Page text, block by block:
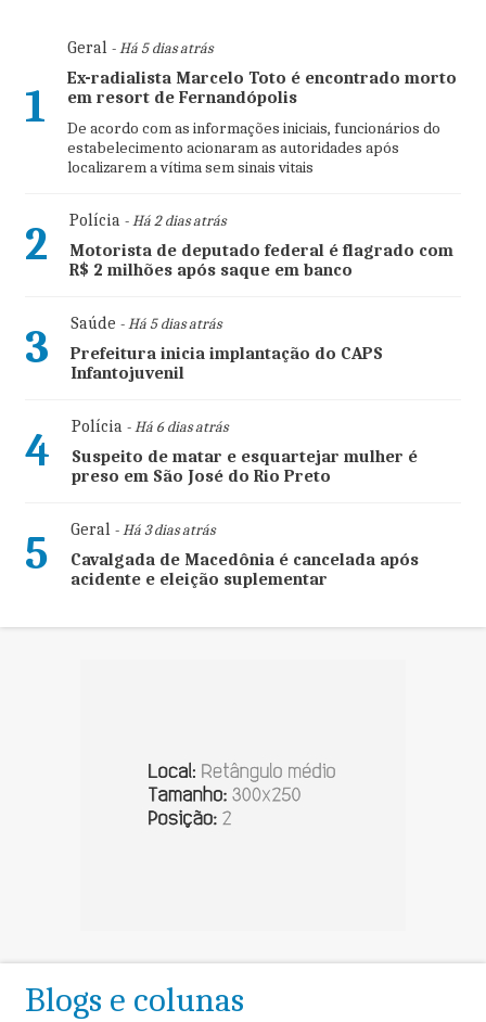
1
Geral- Há 5 dias atrás
Ex-radialista Marcelo Toto é encontrado morto
em resort de Fernandópolis
De acordo com as informações iniciais, funcionários do
estabelecimento acionaram as autoridades após
localizarem a vítima sem sinais vitais
2 Polícia- Há 2 dias atrás
Motorista de deputado federal é flagrado com
R$ 2 milhões após saque em banco
3 Saúde - Há 5 dias atrás
Prefeitura inicia implantação do CAPS
Infantojuvenil
4 Polícia- Há 6 dias atrás
Suspeito de matar e esquartejar mulher é
preso em São José do Rio Preto
5 Geral- Há 3 dias atrás
Cavalgada de Macedônia é cancelada após
acidente e eleição suplementar
Blogs e colunas